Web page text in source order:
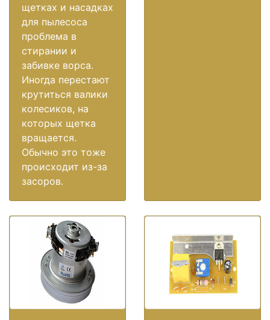
щетках и насадках
для пылесоса
проблема в
стирании и
забивке ворса.
Иногда перестают
крутиться валики
колесиков, на
которых щетка
вращается.
Обычно это тоже
происходит из-за
засоров.